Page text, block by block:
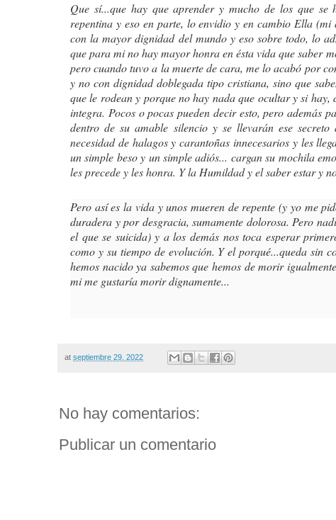
Que sí...que hay que aprender y mucho de los que
repentina y eso en parte, lo envidio y en cambio Ella
con la mayor dignidad del mundo y eso sobre todo, lo
que para mi no hay mayor honra en ésta vida que saber
pero cuando tuvo a la muerte de cara, me lo acabó por
y no con dignidad doblegada tipo cristiana, sino que
que le rodean y porque no hay nada que ocultar y si
integra. Pocos o pocas pueden decir esto, pero además
dentro de su amable silencio y se llevarán ese
necesidad de halagos y carantoñas innecesarios y les
un simple beso y un simple adiós... cargan su mochila
les precede y les honra. Y la Humildad y el saber estar y
Pero así es la vida y unos mueren de repente (y yo me
duradera y por desgracia, sumamente dolorosa. Pero
el que se suicida) y a los demás nos toca esperar
como y su tiempo de evolución. Y el porqué...queda sin
hemos nacido ya sabemos que hemos de morir
mi me gustaría morir dignamente...
at septiembre 29, 2022
No hay comentarios:
Publicar un comentario